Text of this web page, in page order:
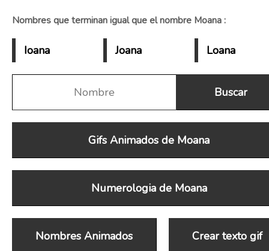
Nombres que terminan igual que el nombre Moana :
Ioana Joana Loana
Gifs Animados de Moana
Numerologia de Moana
Nombres Animados Crear texto gif